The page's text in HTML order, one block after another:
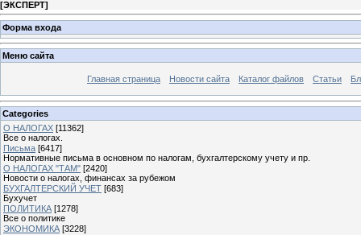
[ЭКСПЕРТ]
Форма входа
Меню сайта
Главная страница Новости сайта Каталог файлов Статьи
Categories
О НАЛОГАХ [11362]
Все о налогах.
Письма [6417]
Нормативные письма в основном по налогам, бухгалтерскому учету и пр.
О НАЛОГАХ "ТАМ" [2420]
Новости о налогах, финансах за рубежом
БУХГАЛТЕРСКИЙ УЧЕТ [683]
Бухучет
ПОЛИТИКА [1278]
Все о политике
ЭКОНОМИКА [3228]